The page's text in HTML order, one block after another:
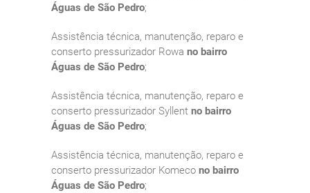
Águas de São Pedro;
Assistência técnica, manutenção, reparo e
conserto pressurizador Rowa no bairro
Águas de São Pedro;
Assistência técnica, manutenção, reparo e
conserto pressurizador Syllent no bairro
Águas de São Pedro;
Assistência técnica, manutenção, reparo e
conserto pressurizador Komeco no bairro
Águas de São Pedro;